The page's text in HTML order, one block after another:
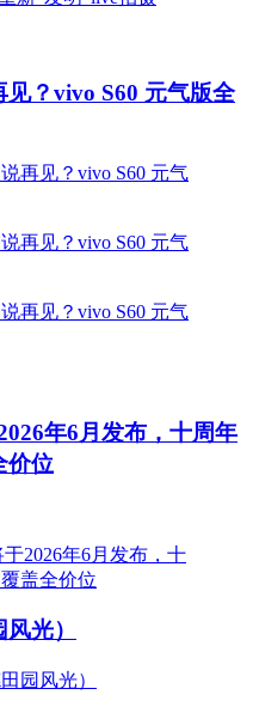
？vivo S60 元气版全
年6月发布，十周年
价位
光）